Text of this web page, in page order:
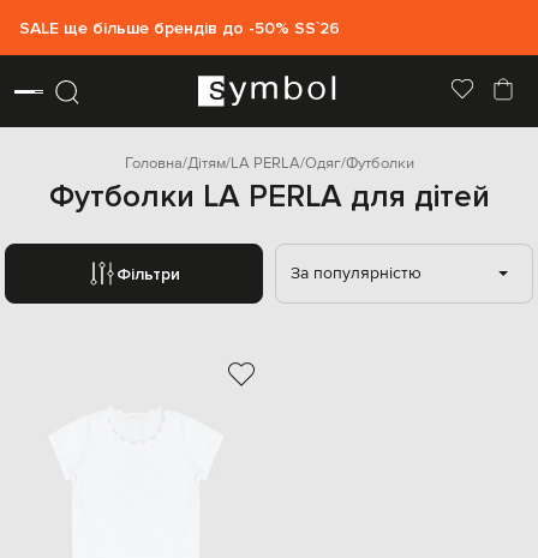
SALE ще більше брендів до -50% SS`26
Головна Дітям LA PERLA Одяг Футболки
Футболки LA PERLA для дітей
Фільтри За популярністю